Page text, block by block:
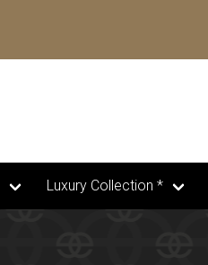
Luxury Collection *